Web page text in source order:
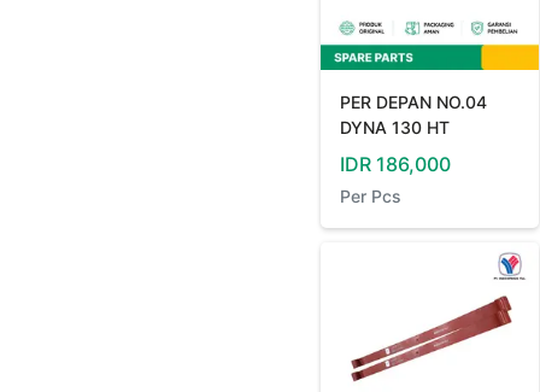
PER DEPAN NO.04
DYNA 130 HT
IDR 186,000
Per Pcs